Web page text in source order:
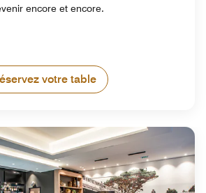
encore et encore.
votre table